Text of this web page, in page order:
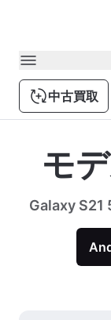
中古買取
モ
Galaxy S21